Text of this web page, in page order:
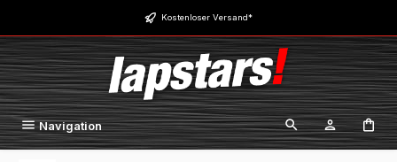
Zum Hauptinhalt springen Kostenloser Versand*
Navigation